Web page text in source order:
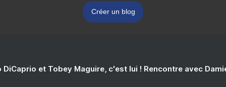
Créer un blog
DiCaprio et Tobey Maguire, c'est lui ! Rencontre avec